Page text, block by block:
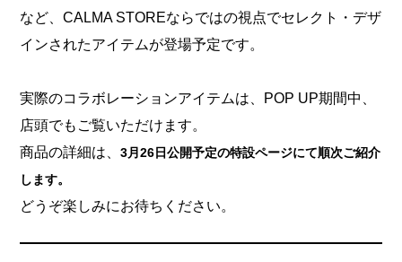
など、CALMA STOREならではの視点でセレクト・デザ
インされたアイテムが登場予定です。
実際のコラボレーションアイテムは、POP UP期間中、
店頭でもご覧いただけます。
商品の詳細は、3月26日公開予定の特設ページにて順次ご紹介
します。
どうぞ楽しみにお待ちください。